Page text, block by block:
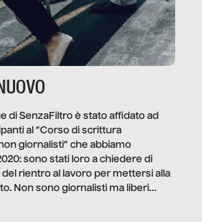
di SenzaFiltro è stato affidato ad
al “Corso di scrittura
giornalisti” che abbiamo
sono stati loro a chiedere di
rientro al lavoro per mettersi alla
Non sono giornalisti ma liberi